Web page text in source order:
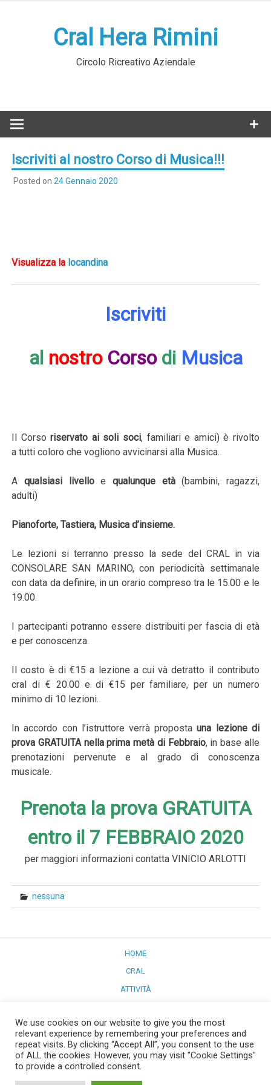
Cral Hera Rimini
Circolo Ricreativo Aziendale
Iscriviti al nostro Corso di Musica!!!
Posted on 24 Gennaio 2020
Visualizza la locandina
Iscriviti
al nostro Corsodi Musica
Il Corsoriservato ai soli soci, familiari e amici) è rivolto
a tutti coloro che vogliono avvicinarsi alla Musica.
A qualsiasi livelloe qualunque età(bambini, ragazzi,
adulti)
Pianoforte, Tastiera, Musica d’insieme.
Le lezioni si terranno presso la sede del CRAL in via
CONSOLARE SAN MARINO, con periodicità settimanale
con data da definire, in un orario compreso tra le 15.00 e le
19.00.
I partecipanti potranno essere distribuiti per fascia di età
e per conoscenza.
Il costo è di €15 a lezione a cui và detratto il contributo
cral di € 20.00 e di €15 per familiare, per un numero
minimo di 10 lezioni.
In accordo con l’istruttore verrà propostauna lezione di
prova GRATUITA nella prima metà di Febbraio, in base alle
prenotazioni pervenute e al grado di conoscenza
musicale.
Prenota la prova GRATUITA
entro il 7 FEBBRAIO 2020
per maggiori informazioni contatta VINICIO ARLOTTI
nessuna
HOME
CRAL
ATTIVITÀ
PULMINO
LA NUOVA SEDE
CONTATTI
We use cookies on our website to give you the most
relevant experience by remembering your preferences and
repeat visits. By clicking “Accept All”, you consent to the use
of ALL the cookies. However, you may visit "Cookie Settings"
to provide a controlled consent.